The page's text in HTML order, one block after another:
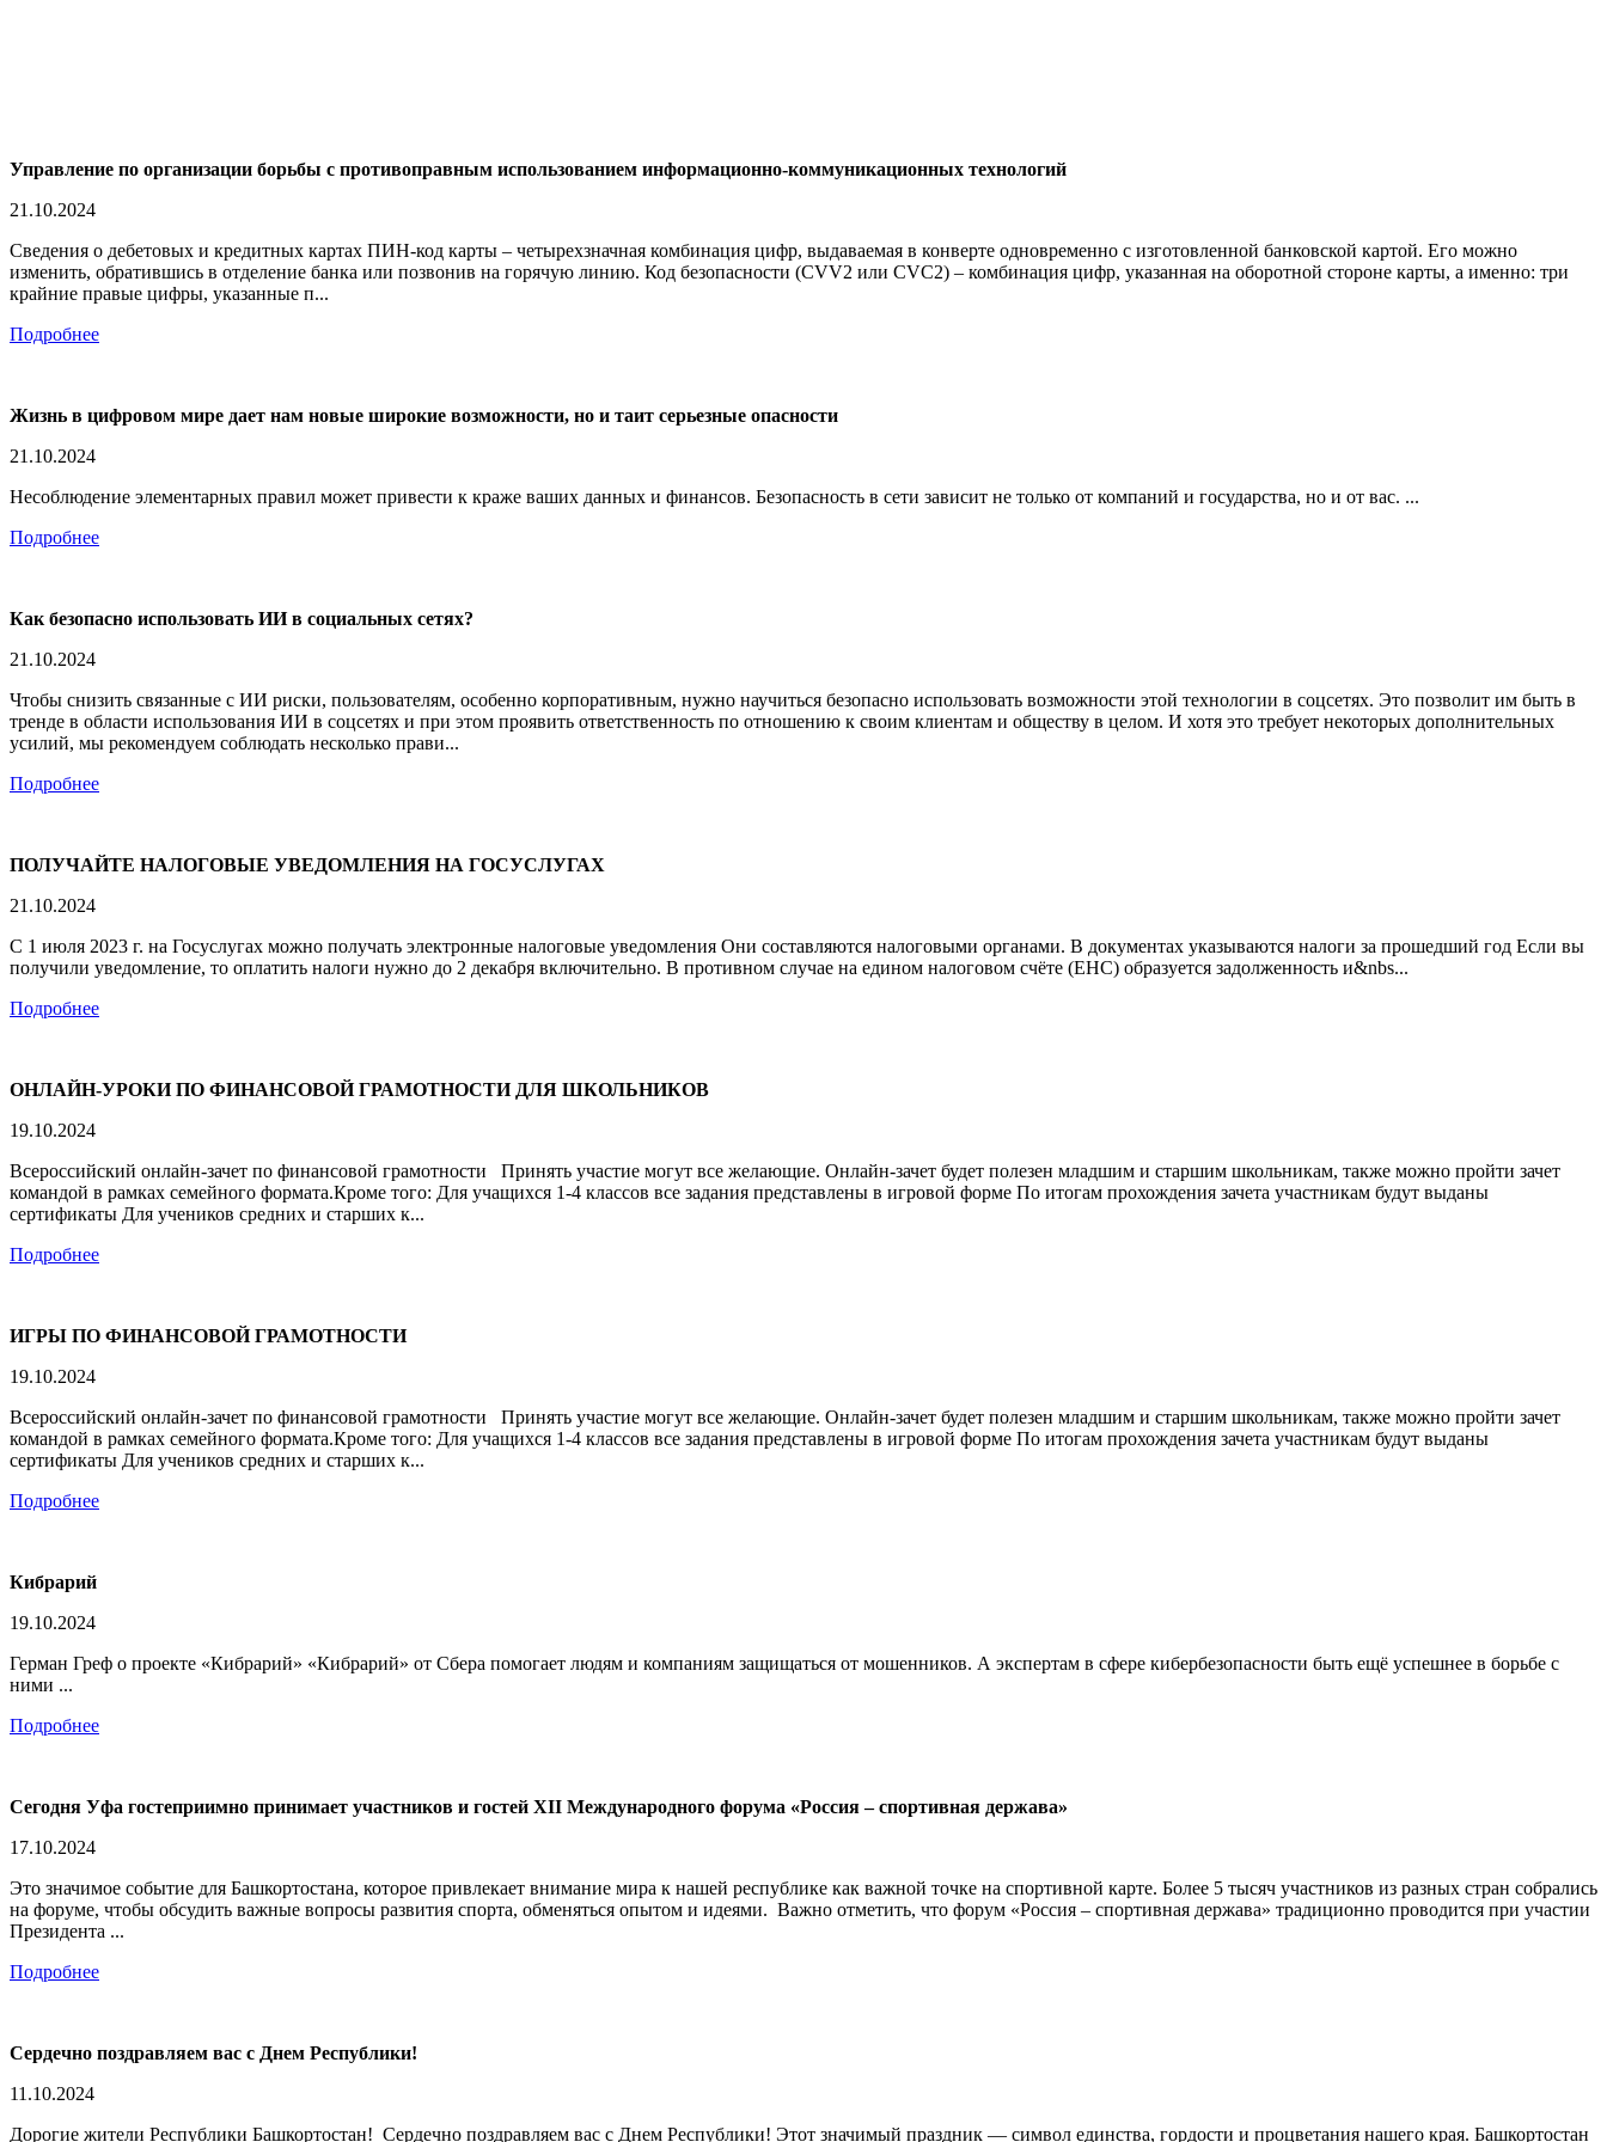
Управление по организации борьбы с противоправным использованием информационно-коммуникационных технологий
21.10.2024
Сведения о дебетовых и кредитных картах ПИН-код карты – четырехзначная комбинация цифр, выдаваемая в конверте одновременно с изготовленной банковской картой. Его можно
изменить, обратившись в отделение банка или позвонив на горячую линию. Код безопасности (CVV2 или CVC2) – комбинация цифр, указанная на оборотной стороне карты, а именно: три
крайние правые цифры, указанные п...
Подробнее
Жизнь в цифровом мире дает нам новые широкие возможности, но и таит серьезные опасности
21.10.2024
Несоблюдение элементарных правил может привести к краже ваших данных и финансов. Безопасность в сети зависит не только от компаний и государства, но и от вас. ...
Подробнее
Как безопасно использовать ИИ в социальных сетях?
21.10.2024
Чтобы снизить связанные с ИИ риски, пользователям, особенно корпоративным, нужно научиться безопасно использовать возможности этой технологии в соцсетях. Это позволит им быть в
тренде в области использования ИИ в соцсетях и при этом проявить ответственность по отношению к своим клиентам и обществу в целом. И хотя это требует некоторых дополнительных
усилий, мы рекомендуем соблюдать несколько прави...
Подробнее
ПОЛУЧАЙТЕ НАЛОГОВЫЕ УВЕДОМЛЕНИЯ НА ГОСУСЛУГАХ
21.10.2024
С 1 июля 2023 г. на Госуслугах можно получать электронные налоговые уведомления Они составляются налоговыми органами. В документах указываются налоги за прошедший год Если вы
получили уведомление, то оплатить налоги нужно до 2 декабря включительно. В противном случае на едином налоговом счёте (ЕНС) образуется задолженность и&nbs...
Подробнее
ОНЛАЙН-УРОКИ ПО ФИНАНСОВОЙ ГРАМОТНОСТИ ДЛЯ ШКОЛЬНИКОВ
19.10.2024
Всероссийский онлайн-зачет по финансовой грамотности Принять участие могут все желающие. Онлайн-зачет будет полезен младшим и старшим школьникам, также можно пройти зачет
командой в рамках семейного формата.Кроме того: Для учащихся 1-4 классов все задания представлены в игровой форме По итогам прохождения зачета участникам будут выданы
сертификаты Для учеников средних и старших к...
Подробнее
ИГРЫ ПО ФИНАНСОВОЙ ГРАМОТНОСТИ
19.10.2024
Всероссийский онлайн-зачет по финансовой грамотности Принять участие могут все желающие. Онлайн-зачет будет полезен младшим и старшим школьникам, также можно пройти зачет
командой в рамках семейного формата.Кроме того: Для учащихся 1-4 классов все задания представлены в игровой форме По итогам прохождения зачета участникам будут выданы
сертификаты Для учеников средних и старших к...
Подробнее
Кибрарий
19.10.2024
Герман Греф о проекте «Кибрарий» «Кибрарий» от Сбера помогает людям и компаниям защищаться от мошенников. А экспертам в сфере кибербезопасности быть ещё успешнее в борьбе с
ними ...
Подробнее
Сегодня Уфа гостеприимно принимает участников и гостей XII Международного форума «Россия – спортивная держава»
17.10.2024
Это значимое событие для Башкортостана, которое привлекает внимание мира к нашей республике как важной точке на спортивной карте. Более 5 тысяч участников из разных стран собрались
на форуме, чтобы обсудить важные вопросы развития спорта, обменяться опытом и идеями. Важно отметить, что форум «Россия – спортивная держава» традиционно проводится при участии
Президента ...
Подробнее
Сердечно поздравляем вас с Днем Республики!
11.10.2024
Дорогие жители Республики Башкортостан! Сердечно поздравляем вас с Днем Республики! Этот значимый праздник — символ единства, гордости и процветания нашего края. Башкортостан